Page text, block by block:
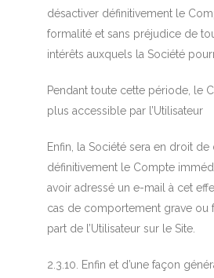
désactiver définitivement le
formalité et sans préjudice de
intérêts auxquels la Société
Pendant toute cette période, le
plus accessible par l’Utilisateur
Enfin, la Société sera en droit de
définitivement le Compte
avoir adressé un e-mail à cet
cas de comportement grave ou
part de l’Utilisateur sur le Site.
2.3.10. Enfin et d’une façon